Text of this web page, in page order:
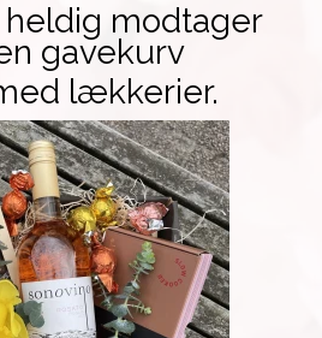
modtager
gavekurv
lækkerier.